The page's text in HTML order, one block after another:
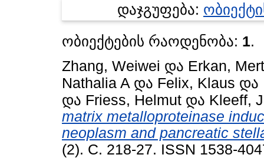
დაჯგუფება:
ობიექტების რაოდენობა: 1.
Zhang, Weiwei და Erkan, Mert
Nathalia A და Felix, Klaus და
და Friess, Helmut და Kleeff,
matrix metalloproteinase
neoplasm and pancreatic
(2). С. 218-27. ISSN 1538-